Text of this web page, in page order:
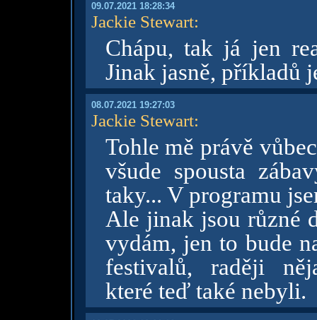
09.07.2021 18:28:34
Jackie Stewart:
Chápu, tak já jen
Jinak jasně, příkladů
08.07.2021 19:27:03
Jackie Stewart:
Tohle mě právě
všude spousta
taky... V programu
Ale jinak jsou různé
vydám, jen to bude
festivalů, raději
které teď také nebyli.